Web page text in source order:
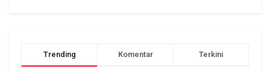
Trending Komentar Terkini